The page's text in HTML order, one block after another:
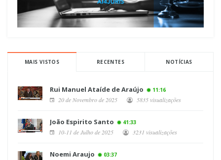
MAIS VISTOS RECENTES NOTÍCIAS
Rui Manuel Ataíde de Araújo 11:16
20 de Novembro de 2025 5835 visualizações
João Espirito Santo 41:33
10-11 de Julho de 2025 3231 visualizações
Noemi Araujo 03:37